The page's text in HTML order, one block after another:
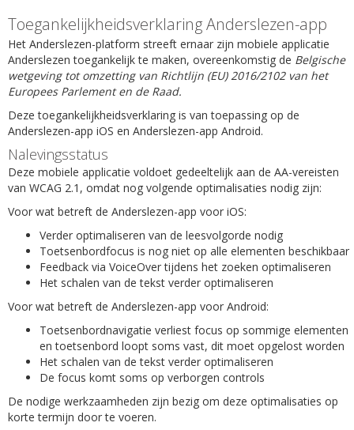
Toegankelijkheidsverklaring Anderslezen-app
Het Anderslezen-platform streeft ernaar zijn mobiele applicatie
Anderslezen toegankelijk te maken, overeenkomstig de Belgische
wetgeving tot omzetting van Richtlijn (EU) 2016/2102 van het
Europees Parlement en de Raad.
Deze toegankelijkheidsverklaring is van toepassing op de
Anderslezen-app iOS en Anderslezen-app Android.
Nalevingsstatus
Deze mobiele applicatie voldoet gedeeltelijk aan de AA-vereisten
van WCAG 2.1, omdat nog volgende optimalisaties nodig zijn:
Voor wat betreft de Anderslezen-app voor iOS:
Verder optimaliseren van de leesvolgorde nodig
Toetsenbordfocus is nog niet op alle elementen beschikbaar
Feedback via VoiceOver tijdens het zoeken optimaliseren
Het schalen van de tekst verder optimaliseren
Voor wat betreft de Anderslezen-app voor Android:
Toetsenbordnavigatie verliest focus op sommige elementen
en toetsenbord loopt soms vast, dit moet opgelost worden
Het schalen van de tekst verder optimaliseren
De focus komt soms op verborgen controls
De nodige werkzaamheden zijn bezig om deze optimalisaties op
korte termijn door te voeren.